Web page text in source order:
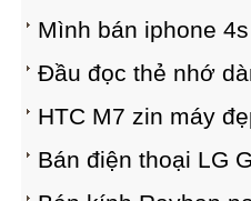
Mình bán iphone
Đầu đọc thẻ nhớ
HTC M7 zin máy
Bán điện thoại LG